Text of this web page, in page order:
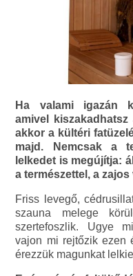
Ha valami igazán
amivel
akkor a kültéri
majd. Nemcsak a
lelkedet is megújítja:
a természettel, a
Friss levegő,
szauna melege
szertefoszlik. Ugye
vajon mi rejtőzik ezen
érezzük magunkat